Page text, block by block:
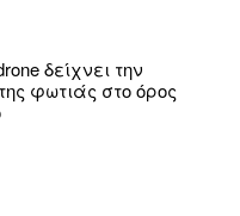
δείχνει την
φωτιάς στο όρος